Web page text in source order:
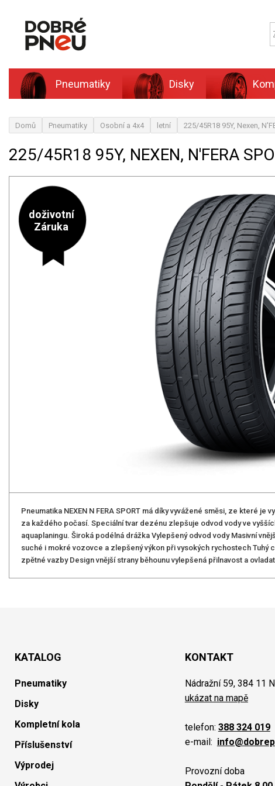
Pneumatiky Disky
Domů Pneumatiky Osobní a 4x4 letní 225/45R18 95Y, Nexen,
225/45R18 95Y, NEXEN, N'FERA
doživotní
Záruka
Pneumatika NEXEN N FERA SPORT má díky vyvážené směsi, ze které
za každého počasí. Speciální tvar dezénu zlepšuje odvod vody ve
aquaplaningu. Široká podélná drážka Vylepšený odvod vody Masivní
suché i mokré vozovce a zlepšený výkon při vysokých rychostech Tuhý
zpětné vazby Design vnější strany běhounu vylepšená přilnavost a
KATALOG
Pneumatiky
Disky
Kompletní kola
Příslušenství
Výprodej
KONTAKT
Nádražní 59, 384 11
ukázat na mapě
telefon: 388 324 019
e-mail:
Provozní doba